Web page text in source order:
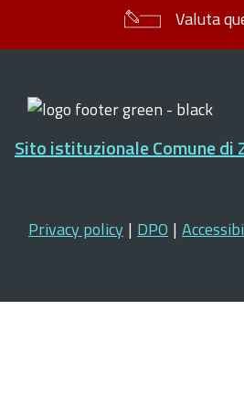
Valuta
Sito istituzionale Comune di
Privacy policy | DPO |